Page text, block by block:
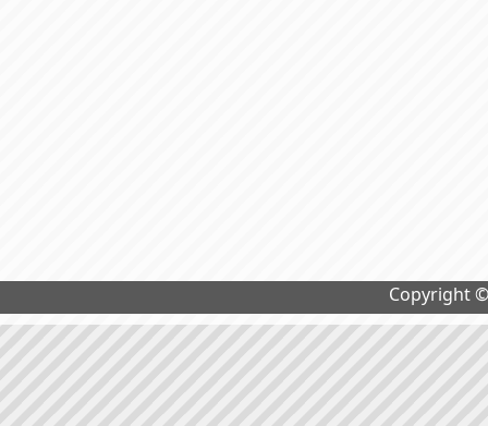
Copyright ©